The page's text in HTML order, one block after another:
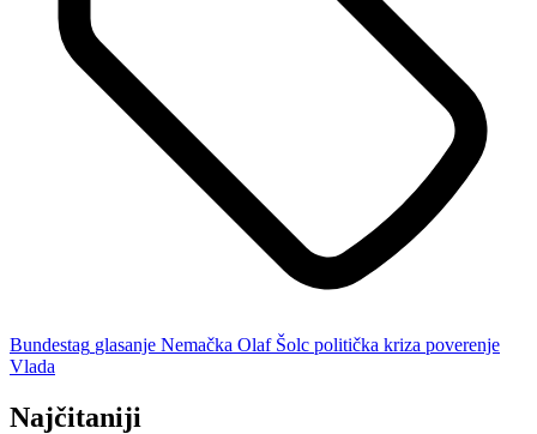
Bundestag glasanje Nemačka Olaf Šolc politička kriza poverenje
Vlada
Najčitaniji